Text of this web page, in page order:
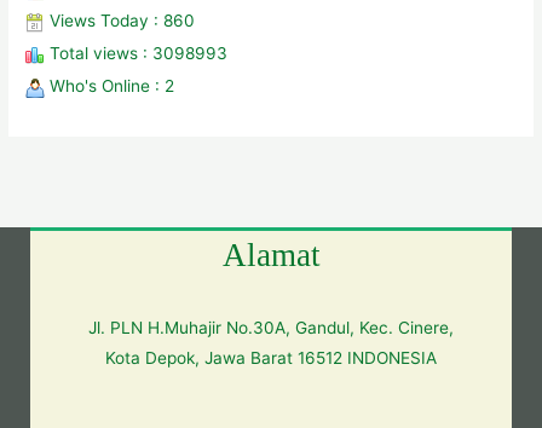
Views Today : 860
Total views : 3098993
Who's Online : 2
Alamat
Jl. PLN H.Muhajir No.30A, Gandul, Kec. Cinere,
Kota Depok, Jawa Barat 16512 INDONESIA